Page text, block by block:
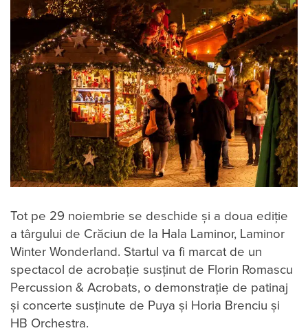
Tot pe 29 noiembrie se deschide și a doua ediție
a târgului de Crăciun de la Hala Laminor, Laminor
Winter Wonderland. Startul va fi marcat de un
spectacol de acrobație susținut de Florin Romascu
Percussion & Acrobats, o demonstrație de patinaj
și concerte susținute de Puya și Horia Brenciu și
HB Orchestra.